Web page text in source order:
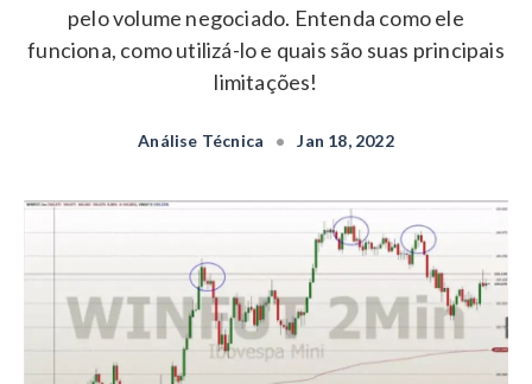
pelo volume negociado. Entenda como ele
funciona, como utilizá-lo e quais são suas principais
limitações!
Análise Técnica • Jan 18, 2022